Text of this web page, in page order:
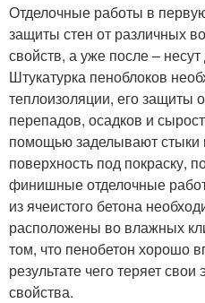
Отделочные работы в
защиты стен от различных
свойств, а уже после –
Штукатурка пеноблоков
теплоизоляции, его защиты
перепадов, осадков и
помощью заделывают стыки
поверхность под покраску,
финишные отделочные
из ячеистого бетона
расположены во влажных
том, что пенобетон хорошо
результате чего теряет
свойства.